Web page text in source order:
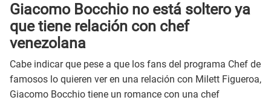
Giacomo Bocchio no está soltero ya
que tiene relación con chef
venezolana
Cabe indicar que pese a que los fans del programa Chef de
famosos lo quieren ver en una relación con Milett Figueroa,
Giacomo Bocchio tiene un romance con una chef